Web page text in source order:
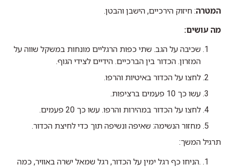
המטרה: חיזוק הירכיים, הישבן והבטן.
מה עושים:
שכיבה על הגב. שתי כפות הרגליים מונחות במשקל שווה על
המזרון. הכדור בין הברכיים. הידיים לצידי הגוף.
לחצו על הכדור באיטיות והרפו.
עשו כך 10 פעמים ברציפות.
לחצו על הכדור במהירות והרפו. עשו כך 20 פעמים.
מחזור הנשימה: שאיפה ונשיפה תוך כדי לחיצת הכדור.
תרגיל המשך:
.הניחו כף רגל ימין על הכדור, רגל שמאל ישרה באוויר, כמה